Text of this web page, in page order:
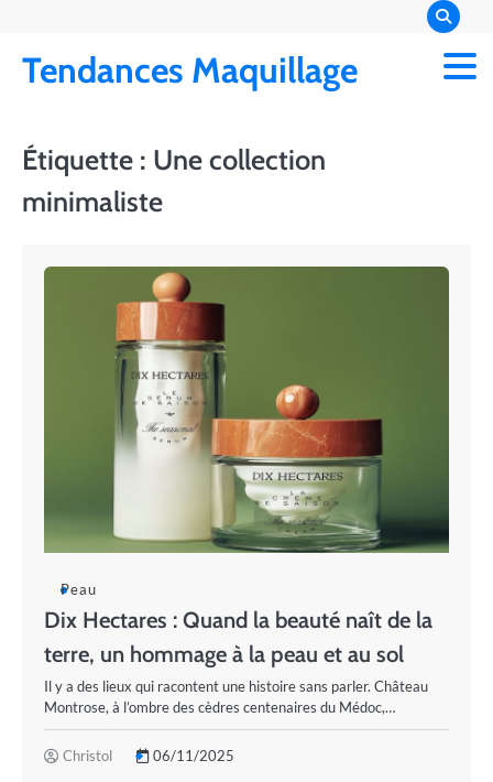
content
Tendances Maquillage
Étiquette : Une collection
minimaliste
Peau
Dix Hectares : Quand la beauté naît de la
terre, un hommage à la peau et au sol
Il y a des lieux qui racontent une histoire sans parler. Château
Montrose, à l’ombre des cèdres centenaires du Médoc,…
Christol 06/11/2025